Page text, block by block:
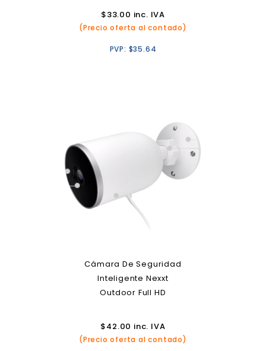
$33.00 inc. IVA
(Precio oferta al contado)
PVP: $35.64
Cámara De Seguridad
Inteligente Nexxt
Outdoor Full HD
$42.00 inc. IVA
(Precio oferta al contado)